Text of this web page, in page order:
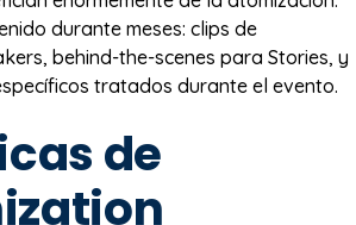
durante meses: clips de
behind-the-scenes para Stories, y
tratados durante el evento.
de